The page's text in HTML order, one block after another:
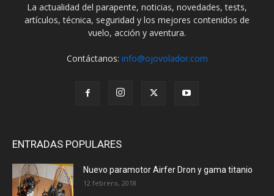
La actualidad del parapente, noticias, novedades, tests,
artículos, técnica, seguridad y los mejores contenidos de
vuelo, acción y aventura.
Contáctanos: info@ojovolador.com
ENTRADAS POPULARES
Nuevo paramotor Airfer Dron y gama titanio
12 febrero, 2018